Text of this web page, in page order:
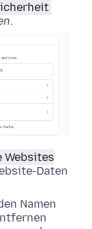
.
Websites
Daten
Namen